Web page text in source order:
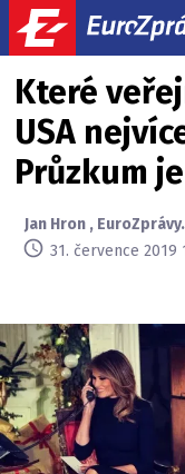
Které
USA
Průzkum
Jan Hron ,
31. července 2019